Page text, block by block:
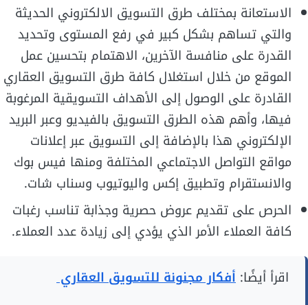
الاستعانة بمختلف طرق التسويق الالكتروني الحديثة
والتي تساهم بشكل كبير في رفع المستوى وتحديد
القدرة على منافسة الآخرين، الاهتمام بتحسين عمل
الموقع من خلال استغلال كافة طرق التسويق العقاري
القادرة على الوصول إلى الأهداف التسويقية المرغوبة
فيها، وأهم هذه الطرق التسويق بالفيديو وعبر البريد
الإلكتروني هذا بالإضافة إلى التسويق عبر إعلانات
مواقع التواصل الاجتماعي المختلفة ومنها فيس بوك
والانستقرام وتطبيق إكس واليوتيوب وسناب شات.
الحرص على تقديم عروض حصرية وجذابة تناسب رغبات
كافة العملاء الأمر الذي يؤدي إلى زيادة عدد العملاء.
اقرأ أيضًا: أفكار مجنونة للتسويق العقاري